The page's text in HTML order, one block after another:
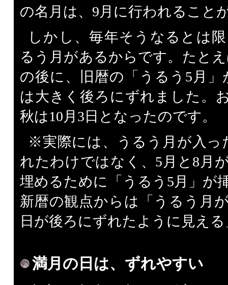
の名月は、9月に行われること
しかし、毎年そうなるとは
るう月があるからです。たと
の後に、旧暦の「うるう5月
は大きく後ろにずれました。
秋は10月3日となったのです。
※実際には、うるう月が入っ
れたわけではなく、5月と8月
埋めるために「うるう5月」が
新暦の観点からは「うるう月
日が後ろにずれたように見え
満月の日は、ずれやすい